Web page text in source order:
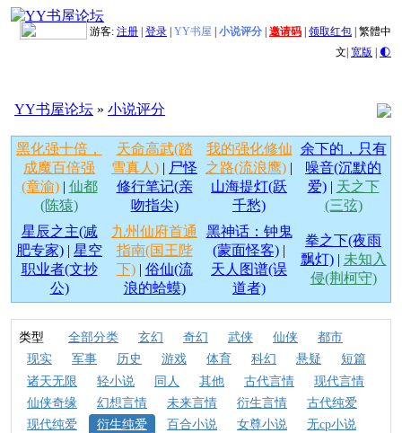
游客: 注册 登录 YY书屋 小说评分 邀请码 领取红包 繁體中
文| 宽版 | 🌓
YY书屋论坛 » 小说评分
黑化强十倍，
成魔百倍强
(章渝)| 仙都
(陈猿)
天命高武(踏
雪真人) | 尸怪
修行笔记(亲
吻指尖)
我的强化修仙
之路(流浪鹰) |
山海提灯(跃
千愁)
余下的，只有
噪音(沉默的
爱)| 天之下
(三弦)
星辰之主(减
肥专家) | 星空
职业者(文抄
公)
九州仙府首通
指南(国王陛
下)| 俗仙(流
浪的蛤蟆)
黑神话：钟鬼
(蒙面怪客) |
天人图谱(误
道者)
拳之下(夜雨
飘灯)| 未知入
侵(荆柯守)
类型 全部分类 玄幻 奇幻 武侠 仙侠
都市
现实
军事 历史 游戏 体育 科幻 悬疑
短篇
诸天无限
轻小说 同人 其他 古代言情
现代言情
仙侠奇缘
幻想言情 未来言情 衍生言情
古代纯爱
现代纯爱
衍生纯爱 百合小说 女尊小说
无cp小说